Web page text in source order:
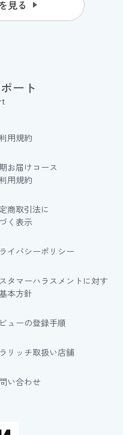
見る
ート
用規約
お届けコース
用規約
商取引法に
く表示
イバシーポリシー
タマーハラスメントに対す
本方針
ューの登録手順
リッチ取扱い店舗
い合わせ